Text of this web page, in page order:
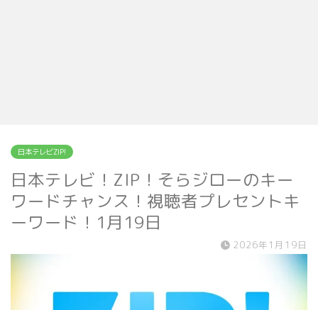
日本テレビZIP!
日本テレビ！ZIP！そらジローのキー
ワードチャンス！視聴者プレセントキ
ーワード！1月19日
2026年1月19日